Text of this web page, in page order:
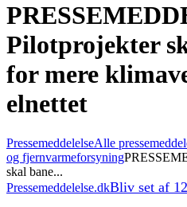
Pilotprojekter
for mere
elnettet
PressemeddelelseAlle
og fjernvarmeforsyning
skal bane...
Pressemeddelelse.dkBliv set af